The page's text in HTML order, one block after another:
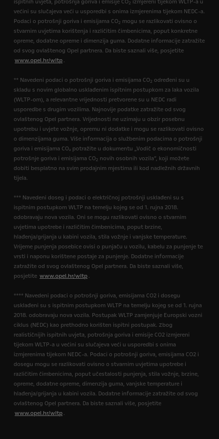
ispitnih uvjeta, potrošnja goriva i emisije CO2 izmjereni tijekom WLTP-a u
većini su slučajeva veći u usporedbi s onima izmjerenima tijekom NEDC-a.
Podaci o potrošnji goriva i emisijama CO2 mogu se razlikovati ovisno o
stvarnim uvjetima korištenja i različitim čimbenicima, poput konkretne
opreme, dodatne opreme i dimenzija guma. Dodatne informacije zatražite
od svog ovlaštenog Opel partnera. Da biste saznali više, posjetite
www.opel.hr/wltp .
** Navedeni podaci o potrošnji goriva i emisijama CO2 određeni su u
skladu s novim globalno usklađenim ispitnim postupkom za laka vozila
(WLTP-om), a relevantne vrijednosti pretvorene su u NEDC radi
usporedbe s drugim vozilima. Najnovije podatke zatražite od svog
ovlaštenog Opel partnera. Vrijednosti ne uzimaju u obzir posebnu
upotrebu i uvjete vožnje, opremu ni dodatke i mogu se razlikovati ovisno
o dimenzijama guma. Više informacija o službenim podacima o potrošnji
goriva i emisijama CO₂ potražite u dokumentu „Vodič o ekonomičnosti
potrošnje goriva i emisijama CO2 novih osobnih vozila”, koji možete
dobiti besplatno na svim prodajnim mjestima ili kod nadležnih državnih
tijela.
*** Navedeni doseg i podaci o električnoj potrošnji usklađeni su s
ispitnim postupkom WLTP na temelju kojeg se od 1. rujna 2018.
odobravaju nova vozila. Oni se mogu razlikovati ovisno o stvarnim
uvjetima upotrebe i različitim čimbenicima, poput brzine,
hlađenja/grijanja u kabini vozila, stila vožnje i vanjske temperature.
Vrijeme punjenja posebice ovisi o punjaču u vozilu, kabelu za punjenje te
vrsti i naponu korištene postaje za punjenje. Dodatne informacije
zatražite od svog ovlaštenog Opel partnera. Da biste saznali više,
posjetite www.opel.hr/wltp .
**** Navedeni podaci o potrošnji goriva, emisijama CO2 i dosegu
usklađeni su s ispitnim postupkom WLTP na temelju kojeg se od 1. rujna
2018. odobravaju nova vozila. Postupak WLTP zamjenjuje Europski vozni
ciklus (NEDC) kao prethodno korišten ispitni postupak. Zbog
realističnijih ispitnih uvjeta, potrošnja goriva i emisije CO2 izmjereni
tijekom WLTP-a u većini su slučajeva veći u usporedbi s onima
izmjerenima tijekom NEDC-a. Podaci o potrošnji goriva, emisijama CO2 i
dosegu mogu se razlikovati ovisno o stvarnim uvjetima upotrebe i
različitim čimbenicima, poput učestalosti punjenja, stila vožnje, brzine,
opreme, dodatne opreme, dimenzija guma, vanjske temperature i
hlađenja/grijanja u kabini vozila. Dodatne informacije zatražite od svog
ovlaštenog Opel partnera. Da biste saznali više, posjetite
www.opel.hr/wltp .